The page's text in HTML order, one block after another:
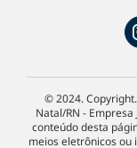
© 2024.
Natal/RN -
conteúdo desta
meios eletrônicos ou